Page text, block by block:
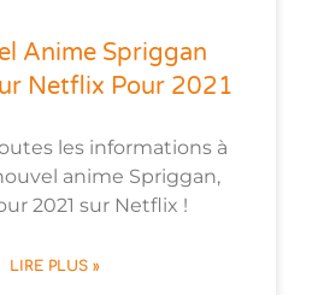
Anime Spriggan
Netflix Pour 2021
les informations à
anime Spriggan,
2021 sur Netflix !
LIRE PLUS »